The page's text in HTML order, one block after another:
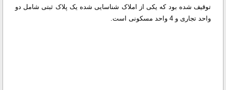
توقیف شده بود که یکی از املاک شناسایی شده یک پلاک ثبتی شامل دو
واحد تجاری و 4 واحد مسکونی است.